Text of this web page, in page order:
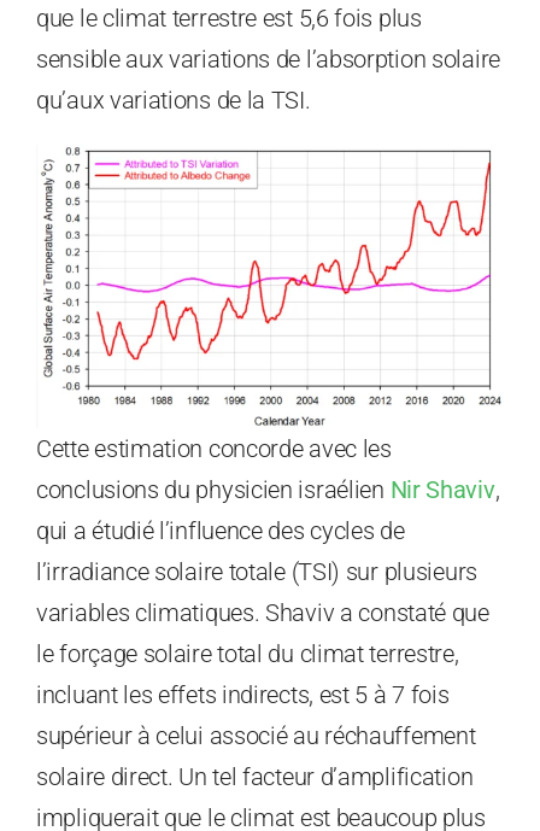
que le climat terrestre est 5,6 fois plus
sensible aux variations de l’absorption solaire
qu’aux variations de la TSI.
Cette estimation concorde avec les
conclusions du physicien israélien Nir Shaviv,
qui a étudié l’influence des cycles de
l’irradiance solaire totale (TSI) sur plusieurs
variables climatiques. Shaviv a constaté que
le forçage solaire total du climat terrestre,
incluant les effets indirects, est 5 à 7 fois
supérieur à celui associé au réchauffement
solaire direct. Un tel facteur d’amplification
impliquerait que le climat est beaucoup plus